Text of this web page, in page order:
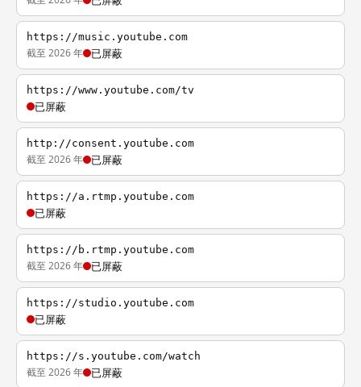
https://music.youtube.com
截至 2026 年 已屏蔽
https://www.youtube.com/tv
已屏蔽
http://consent.youtube.com
截至 2026 年 已屏蔽
https://a.rtmp.youtube.com
已屏蔽
https://b.rtmp.youtube.com
截至 2026 年 已屏蔽
https://studio.youtube.com
已屏蔽
https://s.youtube.com/watch
截至 2026 年 已屏蔽